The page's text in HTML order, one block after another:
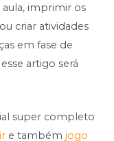
aula, imprimir os
criar atividades
em fase de
artigo será
super completo
e também jogo